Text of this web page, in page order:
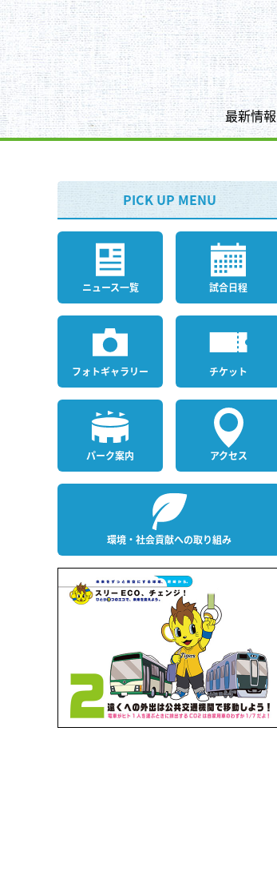
最新情報
PICK UP MENU
ニュース一覧 試合日程
フォトギャラリー チケット
パーク案内 アクセス
環境・社会貢献への取り組み